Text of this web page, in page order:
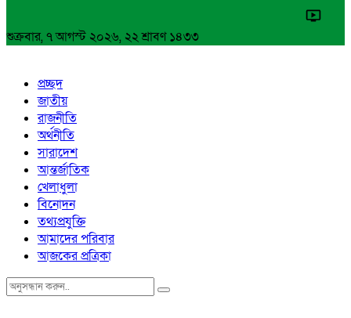
শুক্রবার, ৭ আগস্ট ২০২৬, ২২ শ্রাবণ ১৪৩৩
প্রচ্ছদ
জাতীয়
রাজনীতি
অর্থনীতি
সারাদেশ
আন্তর্জাতিক
খেলাধুলা
বিনোদন
তথ্যপ্রযুক্তি
আমাদের পরিবার
আজকের প্রত্রিকা